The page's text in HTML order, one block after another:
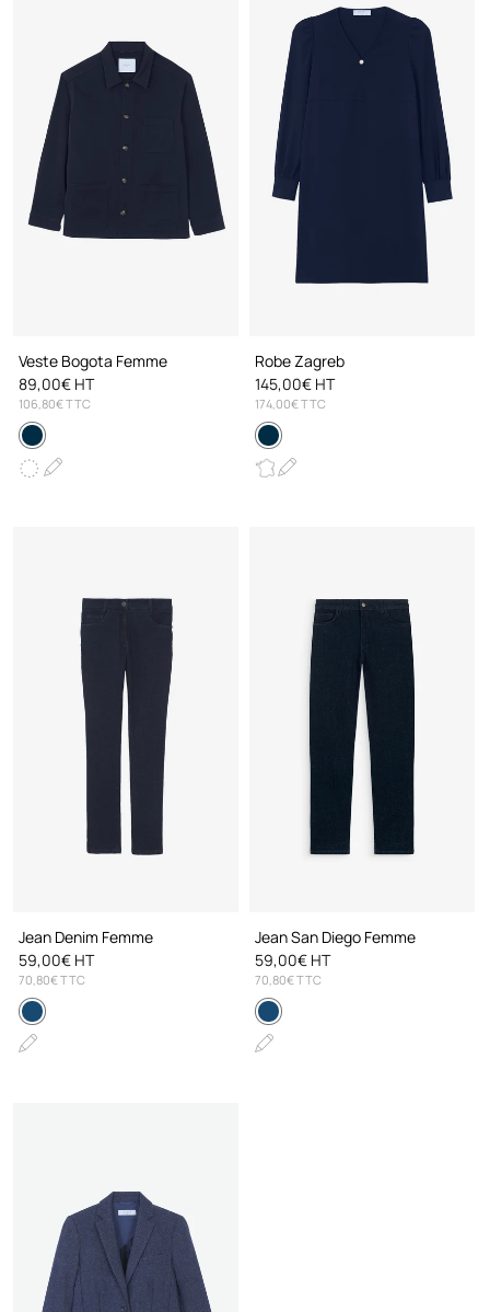
Veste Bogota Femme
89,00€ HT
106,80€ TTC
Robe Zagreb
145,00€ HT
174,00€ TTC
Jean Denim Femme
59,00€ HT
70,80€ TTC
Jean San Diego Femme
59,00€ HT
70,80€ TTC